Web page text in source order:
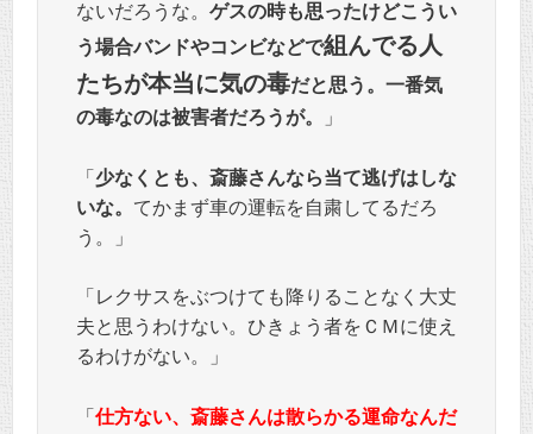
ないだろうな。 ゲスの時も思ったけどこうい
う場合バンドやコンビなどで組んでる人
たちが本当に気の毒だと思う。一番気
の毒なのは被害者だろうが。
」
「 少なくとも、斎藤さんなら当て逃げはしな
いな。 てかまず車の運転を自粛してるだろ
う。」
「レクサスをぶつけても降りることなく大丈
夫と思うわけない。ひきょう者をＣＭに使え
るわけがない。」
「 仕方ない、斎藤さんは散らかる運命なんだ